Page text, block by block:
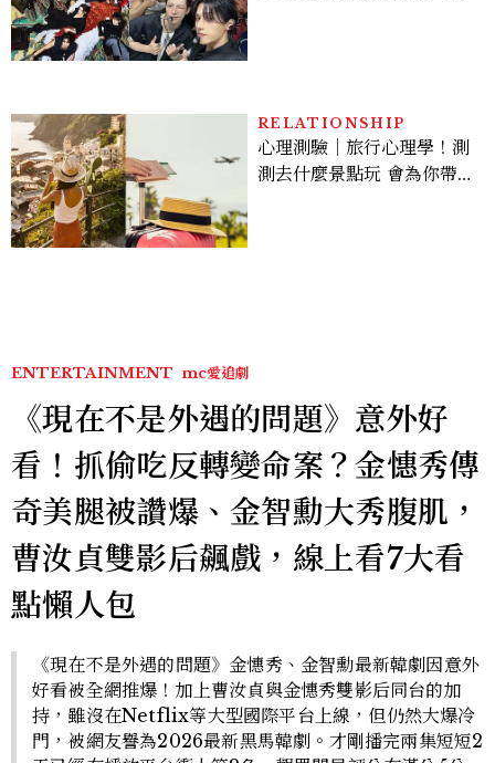
RELATIONSHIP
心理測驗｜旅行心理學！測
測去什麼景點玩 會為你帶來
ENTERTAINMENT mc愛追劇
《現在不是外遇的問題》意外好
看！抓偷吃反轉變命案？金憓秀傳
奇美腿被讚爆、金智勳大秀腹肌，
曹汝貞雙影后飆戲，線上看7大看
點懶人包
《現在不是外遇的問題》金憓秀、金智勳最新韓劇因意外
好看被全網推爆！加上曹汝貞與金憓秀雙影后同台的加
持，雖沒在Netflix等大型國際平台上線，但仍然大爆冷
門，被網友譽為2026最新黑馬韓劇。才剛播完兩集短短2